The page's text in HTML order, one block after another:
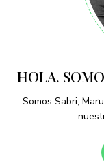
HOLA.
Somos Sabri,